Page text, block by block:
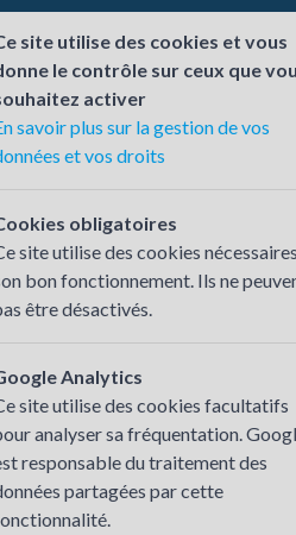
Qui participe ?
site utilise des cookies et vous
le contrôle sur ceux que
activer
savoir plus sur la gestion de vos
et vos droits
obligatoires
site utilise des cookies
bon fonctionnement. Ils ne
être désactivés.
Analytics
site utilise des cookies facultatifs
analyser sa fréquentation.
responsable du traitement des
partagées par cette